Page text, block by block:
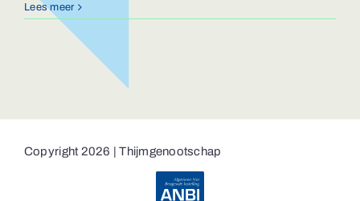
Lees meer
Copyright 2026 | Thijmgenootschap